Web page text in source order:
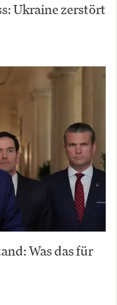
Ukraine zerstört
Was das für